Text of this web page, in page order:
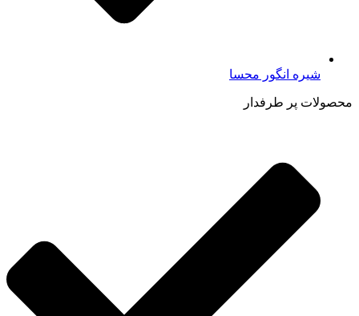
شیره انگور محسا
محصولات پر طرفدار